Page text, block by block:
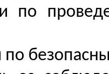
по
по